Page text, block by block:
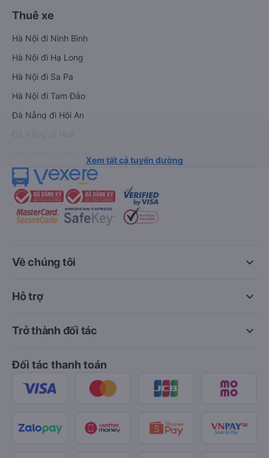
Thuê xe
Hà Nội đi Ninh Bình
Hà Nội đi Hạ Long
Hà Nội đi Sa Pa
Hà Nội đi Tam Đảo
Đà Nẵng đi Hội An
Xem tất cả tuyến đường
keyboard_arrow_down
Về chúng tôi
keyboard_arrow_down
Hỗ trợ
keyboard_arrow_down
Trở thành đối tác
Đối tác thanh toán